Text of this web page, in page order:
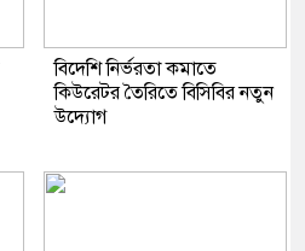
বিদেশি নির্ভরতা কমাতে
কিউরেটর তৈরিতে বিসিবির নতুন
উদ্যোগ